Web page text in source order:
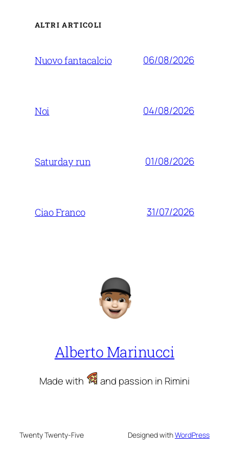
ALTRI ARTICOLI
Nuovo fantacalcio 06/08/2026
Noi 04/08/2026
Saturday run 01/08/2026
Ciao Franco 31/07/2026
Alberto Marinucci
Made with and passion in Rimini
Twenty Twenty-Five Designed withWordPress